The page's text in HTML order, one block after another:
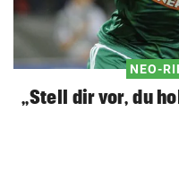
NEO-
„Stell dir vor, du